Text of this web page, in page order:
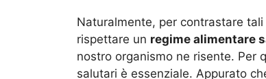
Naturalmente, per contrastare
rispettare un regime alimentare
nostro organismo ne risente. Per
salutari è essenziale. Appurato